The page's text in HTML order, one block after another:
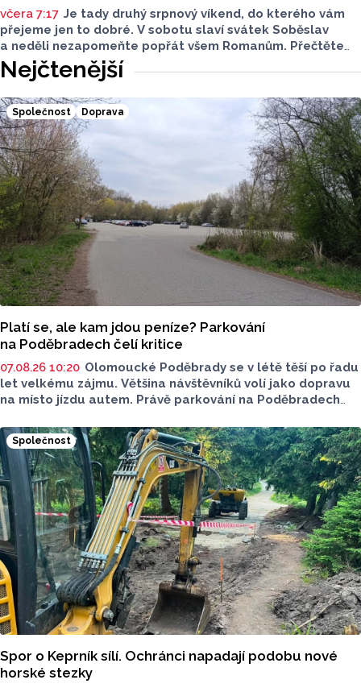
včera 7:17 Je tady druhý srpnový víkend, do kterého vám
přejeme jen to dobré. V sobotu slaví svátek Soběslav
a neděli nezapomeňte popřát všem Romanům. Přečtěte
si svůj horoskop a mějte pěkný víkend.
Nejčtenější
Společnost Doprava
Platí se, ale kam jdou peníze? Parkování
na Poděbradech čelí kritice
07.08.26 10:20 Olomoucké Poděbrady se v létě těší po řadu
let velkému zájmu. Většina návštěvníků volí jako dopravu
na místo jízdu autem. Právě parkování na Poděbradech
Na konci června vznikla na Facebooku stránka s názvem
Poděbrady bez závor a nelegálního parkovného, která
upozorňuje na nevyhovujcí situaci s parkováním
u oblíbeného olomouckého letoviska. Za iniciativou stojí
zastupitel města Olomouce, na jeho přání nebudeme
uvádět jeho identitu.
Společnost
Spor o Keprník sílí. Ochránci napadají podobu nové
horské stezky